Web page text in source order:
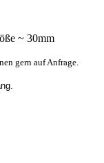
~ 30mm
gern auf Anfrage.